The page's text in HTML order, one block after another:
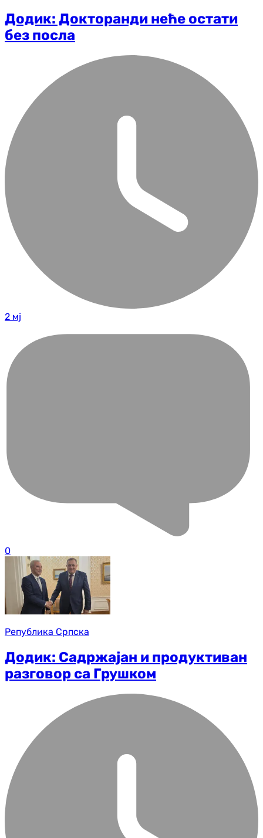
Додик: Докторанди неће остати
без посла
2 мј
0
Република Српска
Додик: Садржајан и продуктиван
разговор са Грушком